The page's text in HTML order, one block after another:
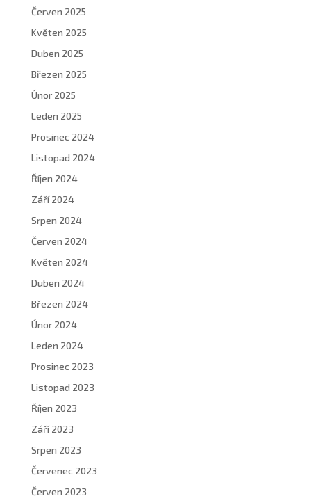
Červen 2025
Květen 2025
Duben 2025
Březen 2025
Únor 2025
Leden 2025
Prosinec 2024
Listopad 2024
Říjen 2024
Září 2024
Srpen 2024
Červen 2024
Květen 2024
Duben 2024
Březen 2024
Únor 2024
Leden 2024
Prosinec 2023
Listopad 2023
Říjen 2023
Září 2023
Srpen 2023
Červenec 2023
Červen 2023